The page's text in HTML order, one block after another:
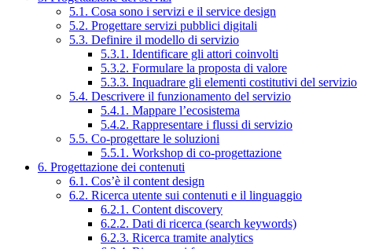
5.1. Cosa sono i servizi e il service design
5.2. Progettare servizi pubblici digitali
5.3. Definire il modello di servizio
5.3.1. Identificare gli attori coinvolti
5.3.2. Formulare la proposta di valore
5.3.3. Inquadrare gli elementi costitutivi del servizio
5.4. Descrivere il funzionamento del servizio
5.4.1. Mappare l’ecosistema
5.4.2. Rappresentare i flussi di servizio
5.5. Co-progettare le soluzioni
5.5.1. Workshop di co-progettazione
6. Progettazione dei contenuti
6.1. Cos’è il content design
6.2. Ricerca utente sui contenuti e il linguaggio
6.2.1. Content discovery
6.2.2. Dati di ricerca (search keywords)
6.2.3. Ricerca tramite analytics